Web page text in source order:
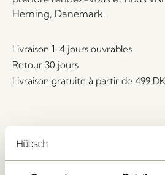
Herning, Danemark.
Livraison 1-4 jours ouvrables
Retour 30 jours
Livraison gratuite à partir de 499
Produits similaires